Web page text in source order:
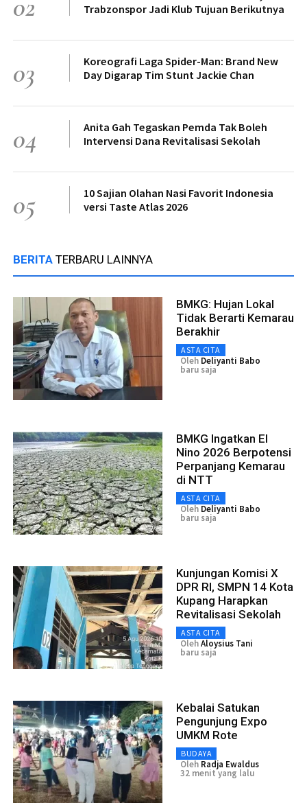
02
Trabzonspor Jadi Klub Tujuan Berikutnya
03
Koreografi Laga Spider-Man: Brand New
Day Digarap Tim Stunt Jackie Chan
04
Anita Gah Tegaskan Pemda Tak Boleh
Intervensi Dana Revitalisasi Sekolah
05
10 Sajian Olahan Nasi Favorit Indonesia
versi Taste Atlas 2026
BERITA TERBARU LAINNYA
BMKG: Hujan Lokal
Tidak Berarti Kemarau
Berakhir
ASTA CITA
Oleh Deliyanti Babo
baru saja
BMKG Ingatkan El
Nino 2026 Berpotensi
Perpanjang Kemarau
di NTT
ASTA CITA
Oleh Deliyanti Babo
baru saja
Kunjungan Komisi X
DPR RI, SMPN 14 Kota
Kupang Harapkan
Revitalisasi Sekolah
ASTA CITA
OlehAloysius Tani
baru saja
Kebalai Satukan
Pengunjung Expo
UMKM Rote
BUDAYA
Oleh Radja Ewaldus
32 menit yang lalu